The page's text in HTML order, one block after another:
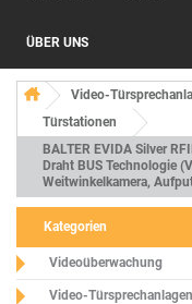
ÜBER UNS
Video-
Türstationen
BALTER EVIDA Silver
Draht BUS Technologie
Weitwinkelkamera,
Kategorien
Videoüberwachung
Video-Türsprechanlagen